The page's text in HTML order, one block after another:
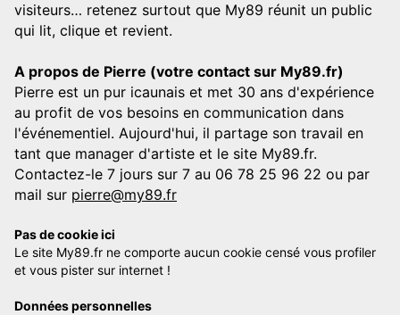
visiteurs… retenez surtout que My89 réunit un public
qui lit, clique et revient.
A propos de Pierre (votre contact sur My89.fr)
Pierre est un pur icaunais et met 30 ans d'expérience
au profit de vos besoins en communication dans
l'événementiel. Aujourd'hui, il partage son travail en
tant que manager d'artiste et le site My89.fr.
Contactez-le 7 jours sur 7 au 06 78 25 96 22 ou par
mail sur pierre@my89.fr
Pas de cookie ici
Le site My89.fr ne comporte aucun cookie censé vous profiler
et vous pister sur internet !
Données personnelles